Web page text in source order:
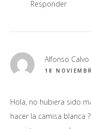
Responder
Alfonso Calvo
18
Hola, no hubiera sido
hacer la camisa blanca